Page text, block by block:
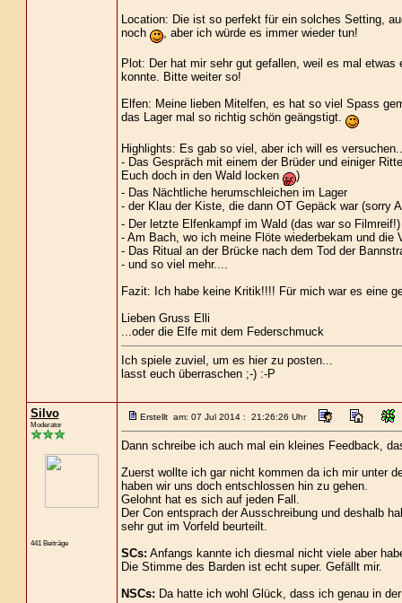
Location: Die ist so perfekt für ein solches Setting,
noch
, aber ich würde es immer wieder tun!
Plot: Der hat mir sehr gut gefallen, weil es mal
konnte. Bitte weiter so!
Elfen: Meine lieben Mitelfen, es hat so viel Spass
das Lager mal so richtig schön geängstigt.
Highlights: Es gab so viel, aber ich will es
- Das Gespräch mit einem der Brüder und einiger
Euch doch in den Wald locken
)
- Das Nächtliche herumschleichen im Lager
- der Klau der Kiste, die dann OT Gepäck war (sorry
- Der letzte Elfenkampf im Wald (das war so Filmreif!)
- Am Bach, wo ich meine Flöte wiederbekam und die
- Das Ritual an der Brücke nach dem Tod der
- und so viel mehr....
Fazit: Ich habe keine Kritik!!!! Für mich war es eine
Lieben Gruss Elli
...oder die Elfe mit dem Federschmuck
Ich spiele zuviel, um es hier zu posten...
lasst euch überraschen ;-) :-P
Silvo
Moderator
441 Beiträge
Erstellt am: 07 Jul 2014 : 21:26:26 Uhr
Dann schreibe ich auch mal ein kleines Feedback,
Zuerst wollte ich gar nicht kommen da ich mir unter
haben wir uns doch entschlossen hin zu gehen.
Gelohnt hat es sich auf jeden Fall.
Der Con entsprach der Ausschreibung und deshalb
sehr gut im Vorfeld beurteilt.
SCs: Anfangs kannte ich diesmal nicht viele aber
Die Stimme des Barden ist echt super. Gefällt mir.
NSCs: Da hatte ich wohl Glück, dass ich genau in